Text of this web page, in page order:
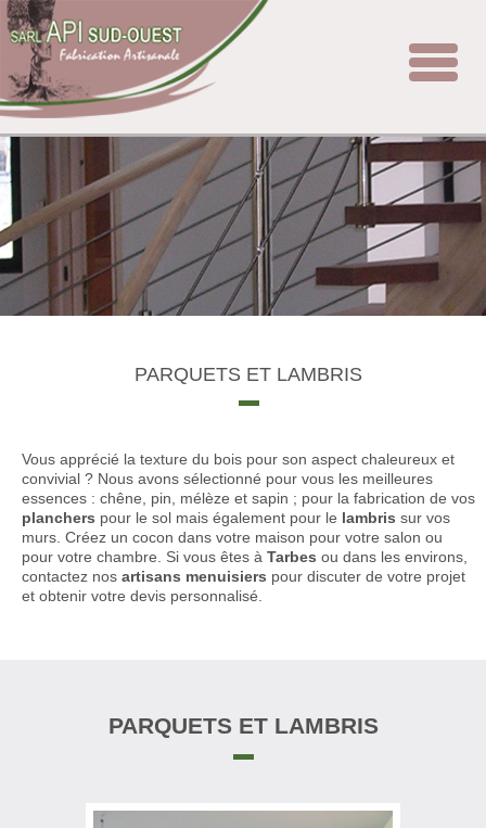
Toggle
PARQUETS ET LAMBRIS
Vous apprécié la texture du bois pour son aspect chaleureux et
convivial ? Nous avons sélectionné pour vous les meilleures
essences : chêne, pin, mélèze et sapin ; pour la fabrication de vos
planchers pour le sol mais également pour le lambris sur vos
murs. Créez un cocon dans votre maison pour votre salon ou
pour votre chambre. Si vous êtes à Tarbes ou dans les environs,
contactez nos artisans menuisiers pour discuter de votre projet
et obtenir votre devis personnalisé.
PARQUETS ET LAMBRIS